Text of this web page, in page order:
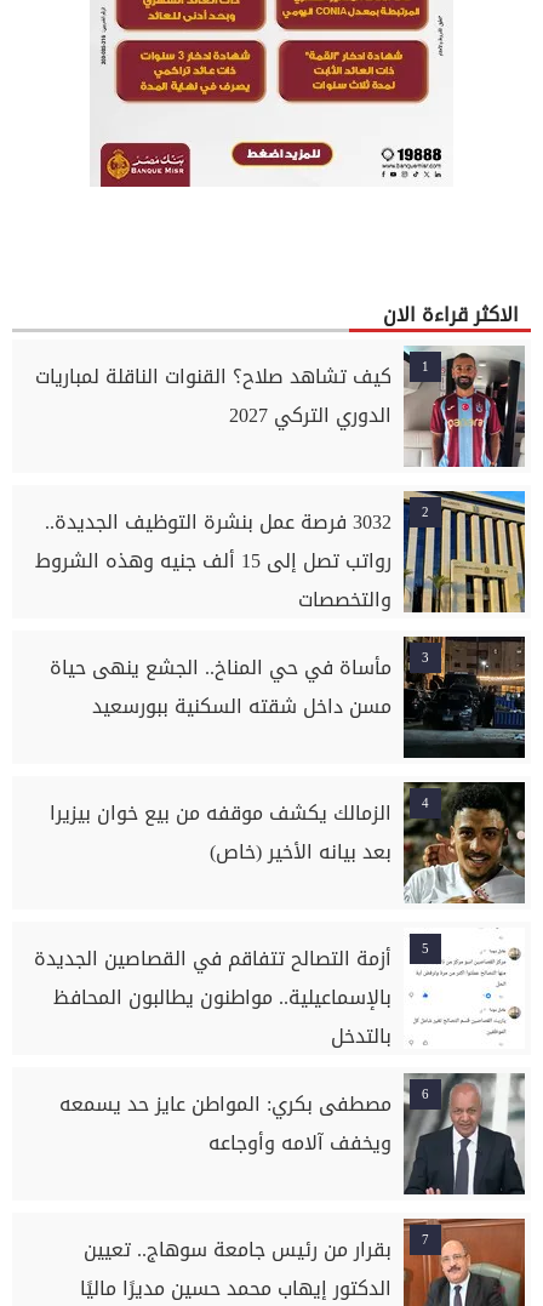
الاكثر قراءة الان
1
كيف تشاهد صلاح؟ القنوات الناقلة لمباريات
الدوري التركي 2027
2
3032 فرصة عمل بنشرة التوظيف الجديدة..
رواتب تصل إلى 15 ألف جنيه وهذه الشروط
والتخصصات
3
مأساة في حي المناخ.. الجشع ينهى حياة
مسن داخل شقته السكنية ببورسعيد
4
الزمالك يكشف موقفه من بيع خوان بيزيرا
بعد بيانه الأخير (خاص)
5
أزمة التصالح تتفاقم في القصاصين الجديدة
بالإسماعيلية.. مواطنون يطالبون المحافظ
بالتدخل
6
مصطفى بكري: المواطن عايز حد يسمعه
ويخفف آلامه وأوجاعه
7
بقرار من رئيس جامعة سوهاج.. تعيين
الدكتور إيهاب محمد حسين مديرًا ماليًا